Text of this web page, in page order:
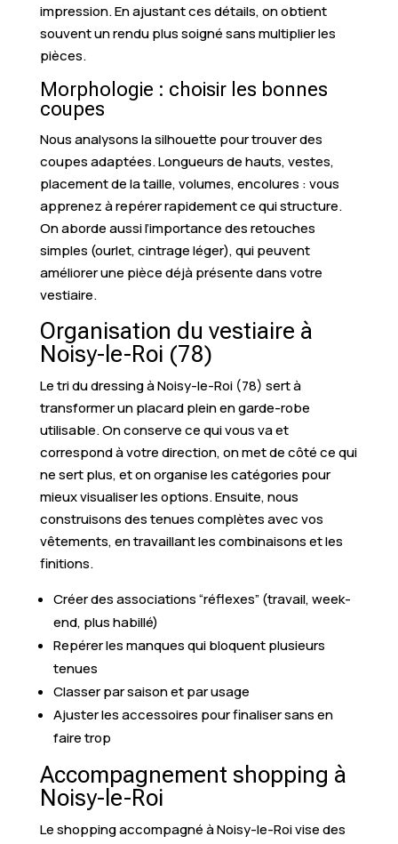
impression. En ajustant ces détails, on obtient
souvent un rendu plus soigné sans multiplier les
pièces.
Morphologie : choisir les bonnes
coupes
Nous analysons la silhouette pour trouver des
coupes adaptées. Longueurs de hauts, vestes,
placement de la taille, volumes, encolures : vous
apprenez à repérer rapidement ce qui structure.
On aborde aussi l’importance des retouches
simples (ourlet, cintrage léger), qui peuvent
améliorer une pièce déjà présente dans votre
vestiaire.
Organisation du vestiaire à
Noisy-le-Roi (78)
Le tri du dressing à Noisy-le-Roi (78) sert à
transformer un placard plein en garde-robe
utilisable. On conserve ce qui vous va et
correspond à votre direction, on met de côté ce qui
ne sert plus, et on organise les catégories pour
mieux visualiser les options. Ensuite, nous
construisons des tenues complètes avec vos
vêtements, en travaillant les combinaisons et les
finitions.
Créer des associations “réflexes” (travail, week-
end, plus habillé)
Repérer les manques qui bloquent plusieurs
tenues
Classer par saison et par usage
Ajuster les accessoires pour finaliser sans en
faire trop
Accompagnement shopping à
Noisy-le-Roi
Le shopping accompagné à Noisy-le-Roi vise des